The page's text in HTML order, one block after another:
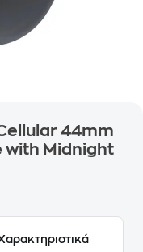
44mm
with Midnight